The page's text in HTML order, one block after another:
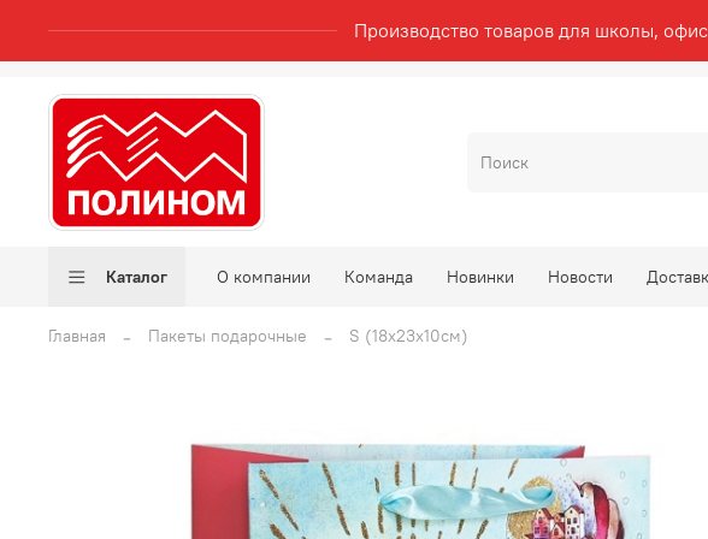
Производство товаров для школы,
Каталог О компании Команда Новинки Новости
Главная Пакеты подарочные S (18x23x10см)